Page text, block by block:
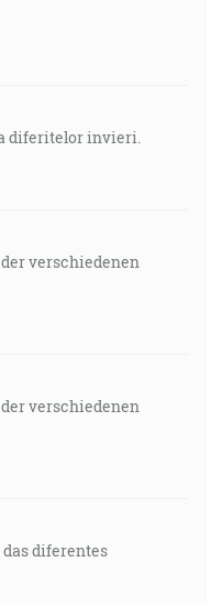
diferitelor invieri.
verschiedenen
verschiedenen
das diferentes